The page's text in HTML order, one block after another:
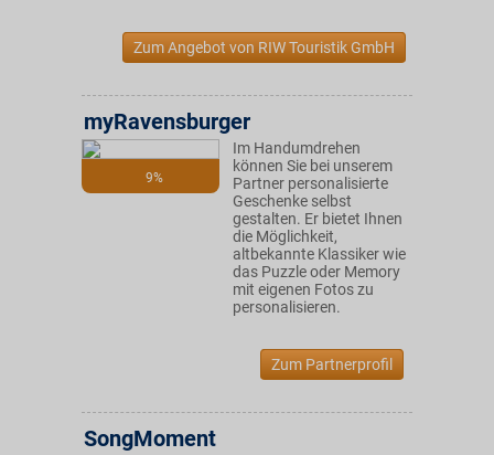
Zum Angebot von RIW Touristik GmbH
9%
myRavensburger
Im Handumdrehen
können Sie bei unserem
Partner personalisierte
Geschenke selbst
gestalten. Er bietet Ihnen
die Möglichkeit,
altbekannte Klassiker wie
das Puzzle oder Memory
mit eigenen Fotos zu
personalisieren.
Zum Partnerprofil
SongMoment